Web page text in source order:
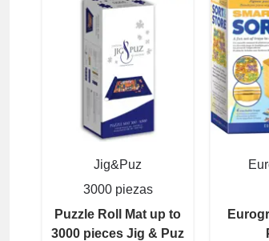
Jig&Puz
3000 piezas
Puzzle Roll Mat up to
3000 pieces Jig & Puz